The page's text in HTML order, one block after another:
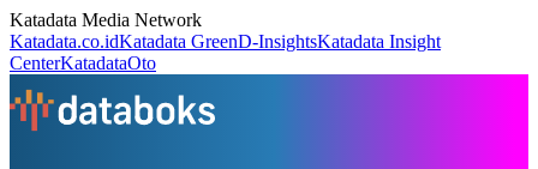
Katadata Media Network
Katadata.co.idKatadata GreenD-InsightsKatadata Insight
CenterKatadataOto